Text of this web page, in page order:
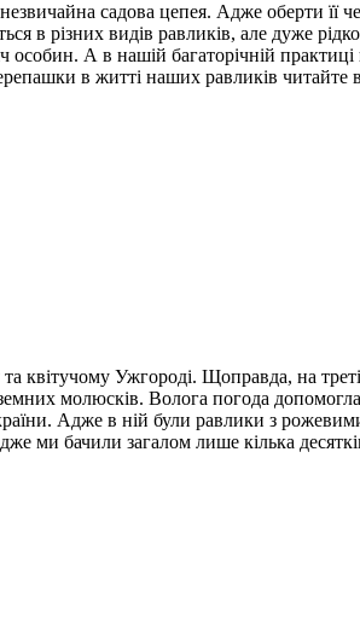
садова цепея. Адже оберти її
в різних видів равликів, але дуже
особин. А в нашій багаторічній
в житті наших равликів читайте в
квітучому Ужгороді. Щоправда, на
молюсків. Волога погода
Адже в ній були равлики з
ми бачили загалом лише кілька